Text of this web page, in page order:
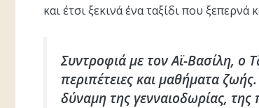
και έτσι ξεκινά ένα ταξίδι που ξεπερνά
Συντροφιά με τον Αϊ-Βασίλη, ο
περιπέτειες και μαθήματα
δύναμη της γενναιοδωρίας, της